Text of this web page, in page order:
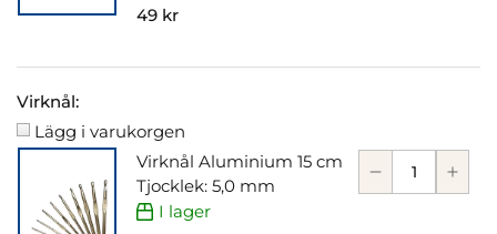
49 kr
Virknål:
Lägg i varukorgen
Virknål Aluminium 15 cm
Tjocklek: 5,0 mm
I lager